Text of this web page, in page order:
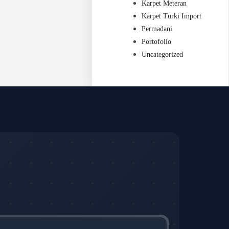
Karpet Meteran
Karpet Turki Import
Permadani
Portofolio
Uncategorized